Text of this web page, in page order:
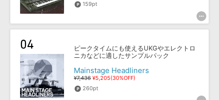
159pt
ピークタイムにも使えるUKGやエレクトロ
ニカなどに適したサンプルパック
Mainstage Headliners
¥7,436 ¥5,205(30%OFF)
260pt